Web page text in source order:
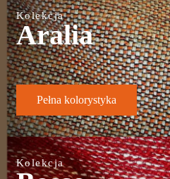
Kolekcja
Aralia
Pełna kolorystyka
Kolekcja